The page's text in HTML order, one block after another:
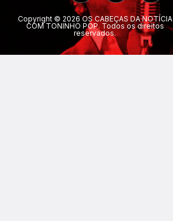
Copyright © 2026 OS CABEÇAS DA NOTÍCIA
COM TONINHO POP. Todos os direitos
reservados.